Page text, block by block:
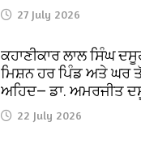
27 July 2026
ਕਹਾਣੀਕਾਰ ਲਾਲ ਸਿੰਘ
ਮਿਸ਼ਨ ਹਰ ਪਿੰਡ ਅਤੇ ਘਰ
ਅਹਿਦ— ਡਾ. ਅਮਰਜੀਤ
22 July 2026